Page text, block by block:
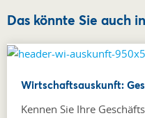
Das könnte Sie auch
Wirtschaftsauskunft:
Kennen Sie Ihre